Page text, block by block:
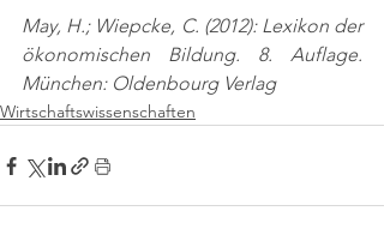
May, H.; Wiepcke, C. (2012): Lexikon der
ökonomischen Bildung. 8. Auflage.
München: Oldenbourg Verlag
Wirtschaftswissenschaften